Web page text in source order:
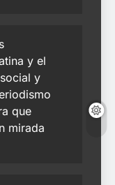
y el
y
que
mirada